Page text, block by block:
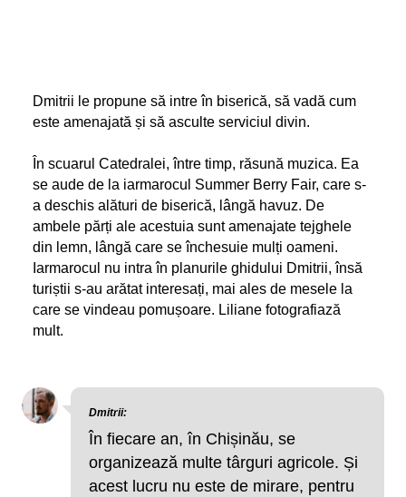
Dmitrii le propune să intre în biserică, să vadă cum
este amenajată și să asculte serviciul divin.
În scuarul Catedralei, între timp, răsună muzica. Ea
se aude de la iarmarocul Summer Berry Fair, care s-
a deschis alături de biserică, lângă havuz. De
ambele părți ale acestuia sunt amenajate tejghele
din lemn, lângă care se închesuie mulți oameni.
Iarmarocul nu intra în planurile ghidului Dmitrii, însă
turiștii s-au arătat interesați, mai ales de mesele la
care se vindeau pomușoare. Liliane fotografiază
mult.
Dmitrii:
În fiecare an, în Chișinău, se
organizează multe târguri agricole. Și
acest lucru nu este de mirare, pentru